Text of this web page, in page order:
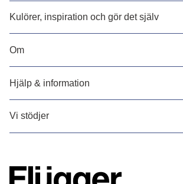
Kulörer, inspiration och gör det själv
Om
Hjälp & information
Vi stödjer